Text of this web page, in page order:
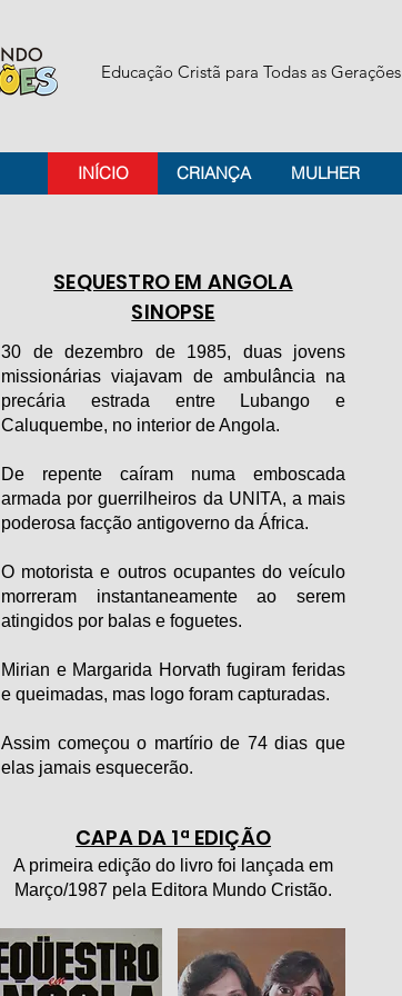
Educação Cristã para Todas as Gerações
INÍCIO CRIANÇA MULHER
30 de dezembro de 1985, duas jovens
missionárias viajavam de ambulância na
precária estrada entre Lubango e
Caluquembe, no interior de Angola.
De repente caíram numa emboscada
armada por guerrilheiros da UNITA, a mais
poderosa facção antigoverno da África.
O motorista e outros ocupantes do veículo
morreram instantaneamente ao serem
atingidos por balas e foguetes.
Mirian e Margarida Horvath fugiram feridas
e queimadas, mas logo foram capturadas.
Assim começou o martírio de 74 dias que
elas jamais esquecerão.
A primeira edição do livro foi lançada em
Março/1987 pela Editora Mundo Cristão.
SEQUESTRO EM ANGOLA
SINOPSE
CAPA DA 1ª EDIÇÃO